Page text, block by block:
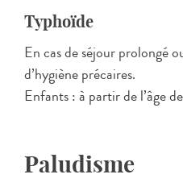
Typhoïde
En cas de séjour prolongé
d’hygiène précaires.
Enfants : à partir de l’âge
Paludisme